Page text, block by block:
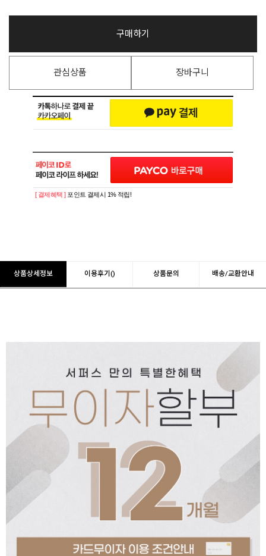
구매하기
관심상품 장바구니
PAYCO 바로구매
[ 결제혜택 ] 포인트 결제시 1% 적립!
상품상세정보 이용후기() 상품문의 배송/교환안내